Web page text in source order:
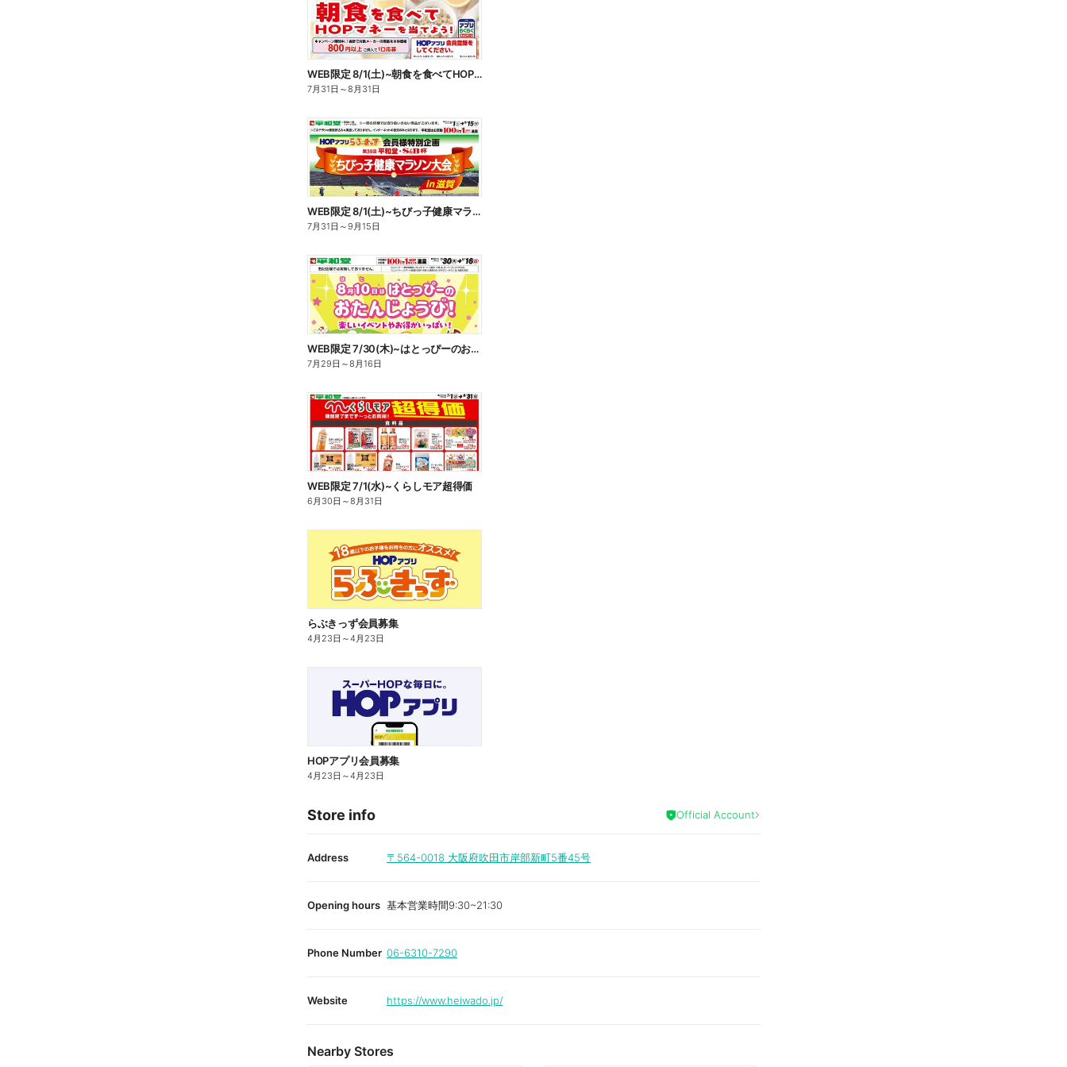
WEB限定 8/1(土)~朝食を食べてHOPマネーを当てよう
7月31日 ～8月31日
WEB限定 8/1(土)~ちびっ子健康マラソン大会
7月31日 ～9月15日
WEB限定 7/30(木)~はとっぴーのおたんじょうび
7月29日 ～8月16日
WEB限定 7/1(水)~くらしモア超得価
6月30日 ～8月31日
らぶきっず会員募集
4月23日 ～4月23日
HOPアプリ会員募集
4月23日 ～4月23日
Store info Official Account
Address 〒564-0018 大阪府吹田市岸部新町5番45号
Opening hours 基本営業時間9:30~21:30
Phone Number 06-6310-7290
Website https://www.heiwado.jp/
Nearby Stores